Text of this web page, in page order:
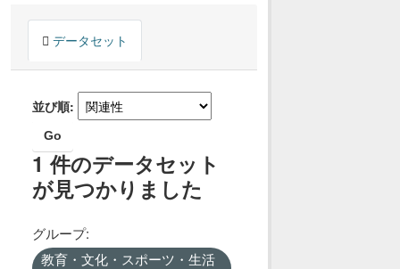
データセット
並び順
Go
1 件のデータセット
が見つかりました
グループ:
教育・文化・スポーツ・生活